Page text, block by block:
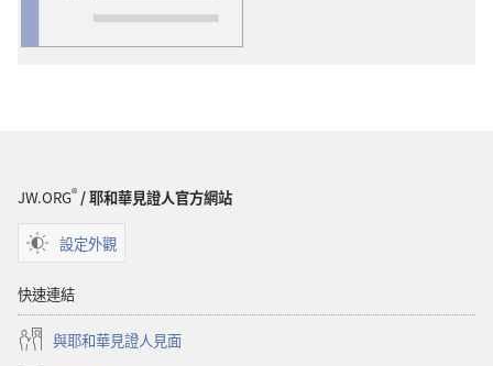
JW.ORG®/ 耶和華見證人官方網站
設定外觀
快速連結
與耶和華見證人見面